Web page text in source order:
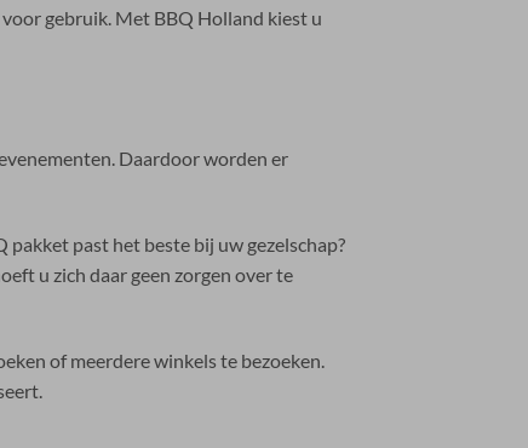
gebruik. Met BBQ Holland kiest u
Daardoor worden er
past het beste bij uw gezelschap?
u zich daar geen zorgen over te
of meerdere winkels te bezoeken.